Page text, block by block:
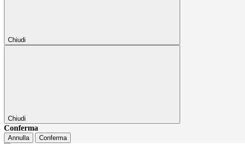
Chiudi
Chiudi
Conferma
Annulla Conferma